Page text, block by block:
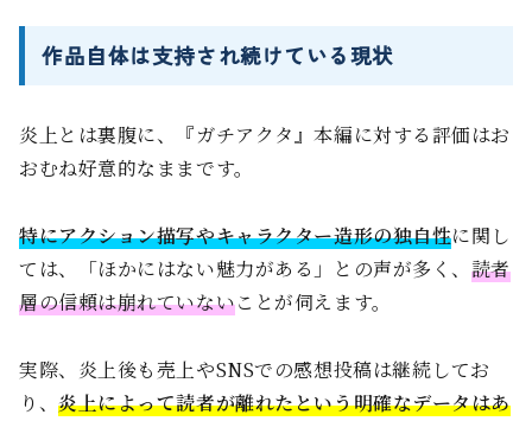
作品自体は支持され続けている現状
炎上とは裏腹に、『ガチアクタ』本編に対する評価はお
おむね好意的なままです。
特にアクション描写やキャラクター造形の独自性に関し
ては、「ほかにはない魅力がある」との声が多く、 読者
層の信頼は崩れていないことが伺えます。
実際、炎上後も売上やSNSでの感想投稿は継続してお
り、炎上によって読者が離れたという明確なデータはあ